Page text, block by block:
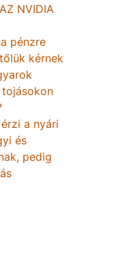
NVIDIA
pénzre
kérnek
a nyári
és
pedig